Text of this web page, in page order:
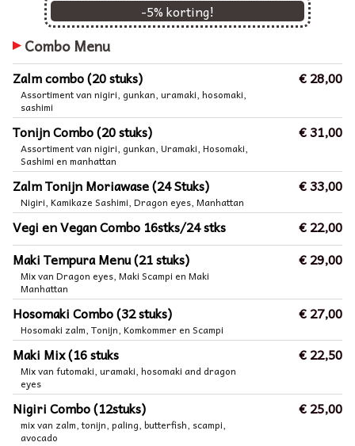
-5% korting!
Combo Menu
Zalm combo (20 stuks)
Assortiment van nigiri, gunkan, uramaki, hosomaki,
sashimi
€ 28,00
Tonijn Combo (20 stuks)
Assortiment van nigiri, gunkan, Uramaki, Hosomaki,
Sashimi en manhattan
€ 31,00
Zalm Tonijn Moriawase (24 Stuks)
Nigiri, Kamikaze Sashimi, Dragon eyes, Manhattan
€ 33,00
Vegi en Vegan Combo 16stks/24 stks
€ 22,00
Maki Tempura Menu (21 stuks)
Mix van Dragon eyes, Maki Scampi en Maki
Manhattan
€ 29,00
Hosomaki Combo (32 stuks)
Hosomaki zalm, Tonijn, Komkommer en Scampi
€ 27,00
Maki Mix (16 stuks
Mix van futomaki, uramaki, hosomaki and dragon
eyes
€ 22,50
Nigiri Combo (12stuks)
mix van zalm, tonijn, paling, butterfish, scampi,
avocado
€ 25,00